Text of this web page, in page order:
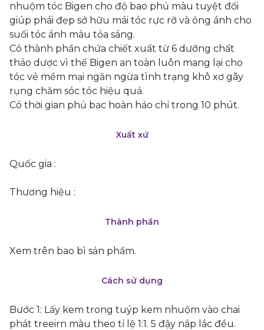
nhuộm tóc Bigen cho độ bao phủ màu tuyệt đối
giúp phái đẹp sở hữu mái tóc rực rỡ và óng ánh cho
suối tóc ánh màu tỏa sáng.
Có thành phần chứa chiết xuất từ 6 dưỡng chất
thảo dược vì thế Bigen an toàn luôn mang lại cho
tóc vẻ mềm mại ngăn ngừa tình trạng khô xơ gãy
rụng chăm sóc tóc hiệu quả.
Có thời gian phủ bạc hoàn hảo chỉ trong 10 phút.
Xuất xứ
Quốc gia :
Thương hiệu :
Thành phần
Xem trên bao bì sản phẩm.
Cách sử dụng
Bước 1: Lấy kem trong tuýp kem nhuộm vào chai
phát treeirn màu theo tỉ lệ 1:1. 5 đậy nắp lắc đều.